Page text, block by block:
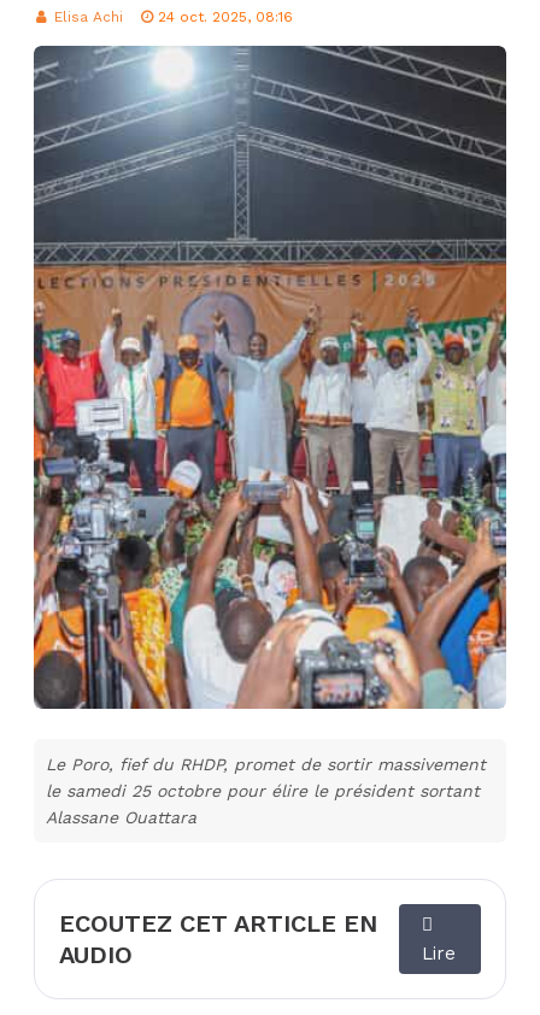
Elisa Achi 24 oct. 2025, 08:16
Le Poro, fief du RHDP, promet de sortir massivement
le samedi 25 octobre pour élire le président sortant
Alassane Ouattara
ECOUTEZ CET ARTICLE EN
AUDIO
Lire